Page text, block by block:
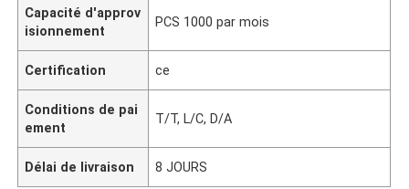
Capacité d'approv
isionnement
PCS 1000 par mois
Certification ce
Conditions de pai
ement
T/T, L/C, D/A
Délai de livraison 8 JOURS